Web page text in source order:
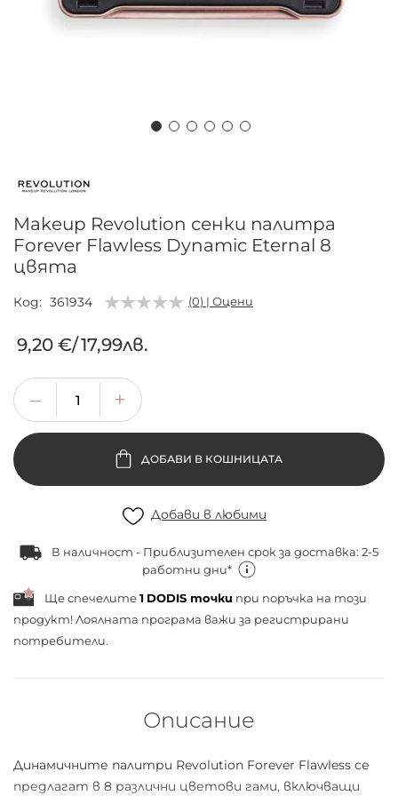
началото
галерия
със
снимки
Makeup Revolution сенки палитра
Forever Flawless Dynamic Eternal 8
цвята
Код 361934 (0) | Оцени
9,20 €/17,99лв.
ДОБАВИ В КОШНИЦАТА
Добави в любими
В наличност - Приблизителен срок за доставка: 2-5
работни дни*
Ще спечелите1 DODIS точки при поръчка на този
продукт! Лоялната програма важи за регистрирани
потребители.
Описание
Динамичните палитри Revolution Forever Flawless се
предлагат в 8 различни цветови гами, включващи